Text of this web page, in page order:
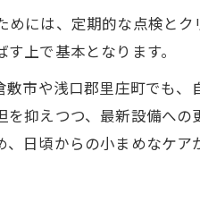
には、定期的な点検とク
上で基本となります。
市や浅口郡里庄町でも、
抑えつつ、最新設備への
日頃からの小まめなケア